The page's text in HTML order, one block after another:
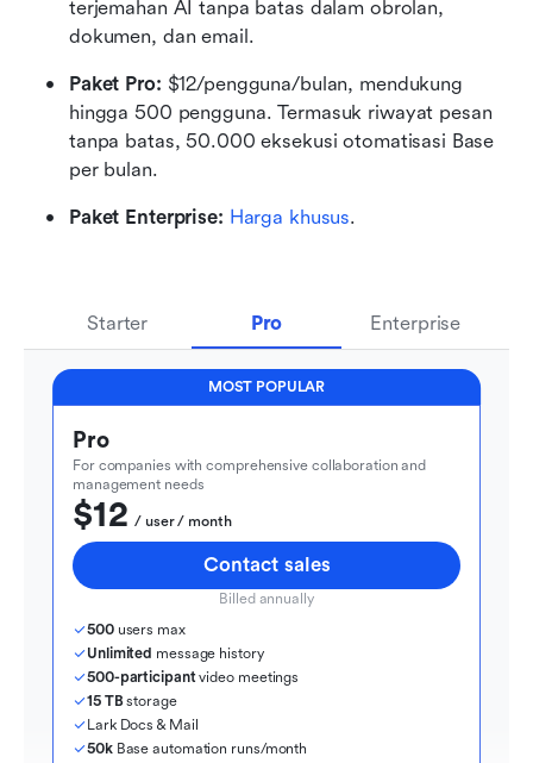
terjemahan AI tanpa batas dalam obrolan,
dokumen, dan email.
Paket Pro: $12/pengguna/bulan, mendukung
hingga 500 pengguna. Termasuk riwayat pesan
tanpa batas, 50.000 eksekusi otomatisasi Base
per bulan.
Paket Enterprise: Harga khusus.
Starter Pro Enterprise
MOST POPULAR
Pro
For companies with comprehensive collaboration and
management needs
$12
  / user / month
Contact sales
Billed annually
500 users max
Unlimited message history
500-participant video meetings
15 TB storage
Lark Docs & Mail
50k Base automation runs/month